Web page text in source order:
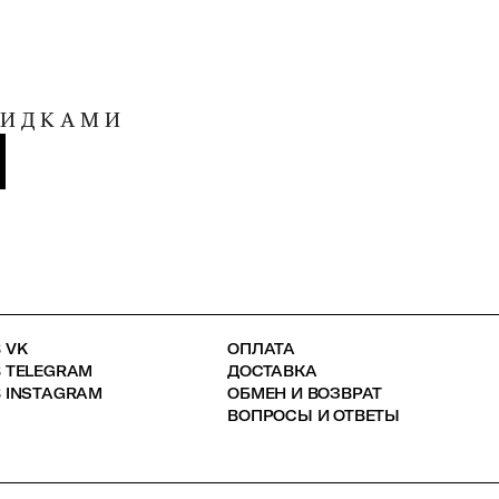
ОПЛАТА
ДОСТАВКА
ОБМЕН И ВОЗВРАТ
ВОПРОСЫ И ОТВЕТЫ